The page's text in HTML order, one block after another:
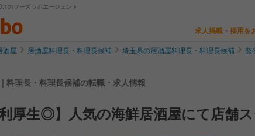
のフーズラボエージェント
求人掲載・採用を
酒屋 居酒屋料理長・料理長候補 埼玉県の居酒屋料理長・料理長候補 熊
前店 | 料理長・料理長候補の転職・求人情報
利厚生◎】人気の海鮮居酒屋にて店舗